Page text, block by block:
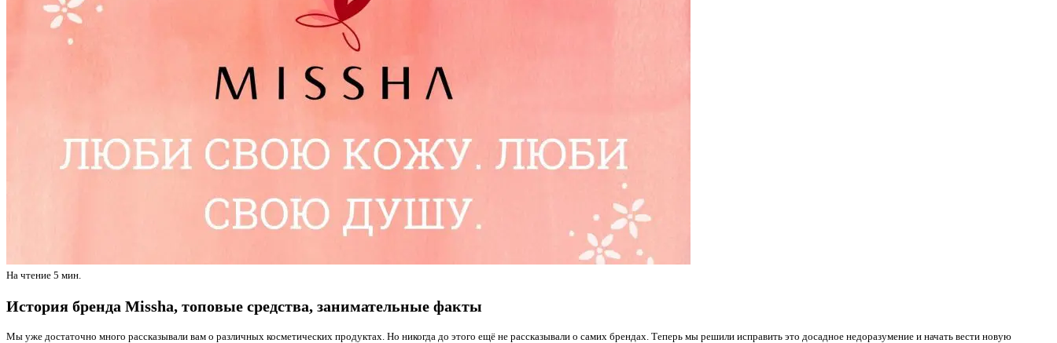
На чтение 5 мин.
История бренда Missha, топовые средства, занимательные факты
Мы уже достаточно много рассказывали вам о различных косметических продуктах. Но никогда до этого ещё не рассказывали о самих брендах. Теперь мы решили исправить это досадное недоразумение и начать вести новую